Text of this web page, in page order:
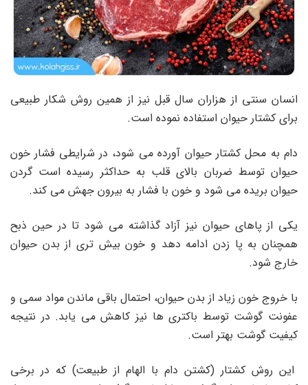
انسان سنتی از هزاران سال قبل نیز از همین روش شکار طبیعی
برای کشتار حیوان استفاده نموده است.
دام به محل کشتار حیوان آورده می شود، در شرایطی فشار خون
حیوان توسط ضربان بالای قلب به حداکثر رسیده است گردن
حیوان بریده می شود و خون با فشار به بیرون جهش می کند.
یکی از پاهای حیوان نیز آزاد گذاشته می شود تا در حین ذبح
همچنان به پا زدن ادامه دهد و خون بیش تری از بدن حیوان
خارج شود.
با خروج خون زیاد از بدن حیوان، احتمال باقی ماندن مواد سمی و
عفونت گوشت توسط باکتری ها نیز کاهش می یابد. در نتیجه
کیفیت گوشت بهتر است.
این روش کشتار (کشتن دام با الهام از طبیعت) که در برخی